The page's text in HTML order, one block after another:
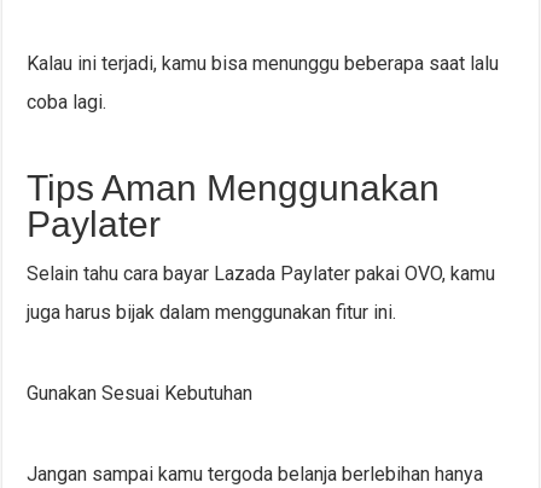
Kalau ini terjadi, kamu bisa menunggu beberapa saat lalu
coba lagi.
Tips Aman Menggunakan
Paylater
Selain tahu cara bayar Lazada Paylater pakai OVO, kamu
juga harus bijak dalam menggunakan fitur ini.
Gunakan Sesuai Kebutuhan
Jangan sampai kamu tergoda belanja berlebihan hanya